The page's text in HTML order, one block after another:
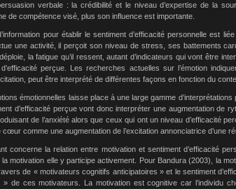
verbale : la crédibilité et le niveau d’expertise de la
de compétence visé, plus son influence est importante.
pour établir le sentiment d’efficacité personnelle est
une activité, il perçoit son niveau de stress, ses battements
déploie, la fatigue qu’il ressent, autant d’indicateurs qui vont être
perçue. Les recherches actuelles sur l’émotion
peut être interprété de différentes façons en fonction du
émotionnelles laisse place à une large gamme
d’efficacité perçue vont donc interpréter une augmentation de
de l’anxiété alors que ceux qui ont un niveau d’efficacité
comme une augmentation de l’excitation annonciatrice d’une
concerne la relation entre motivation et sentiment d’efficacité
motivation elle y participe activement. Pour Bandura (2003), la
de « motivateurs cognitifs anticipatoires » et le sentiment
de ces motivateurs. La motivation est cognitive car l’individu